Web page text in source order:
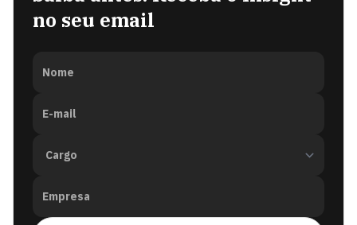
no seu email
Nome
E-mail
Empresa